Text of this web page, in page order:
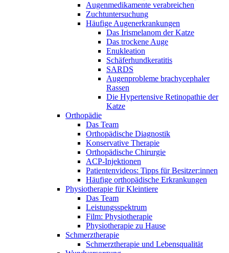
Augenmedikamente verabreichen
Zuchtuntersuchung
Häufige Augenerkrankungen
Das Irismelanom der Katze
Das trockene Auge
Enukleation
Schäferhundkeratitis
SARDS
Augenprobleme brachycephaler
Rassen
Die Hypertensive Retinopathie der
Katze
Orthopädie
Das Team
Orthopädische Diagnostik
Konservative Therapie
Orthopädische Chirurgie
ACP-Injektionen
Patientenvideos: Tipps für Besitzer:innen
Häufige orthopädische Erkrankungen
Physiotherapie für Kleintiere
Das Team
Leistungsspektrum
Film: Physiotherapie
Physiotherapie zu Hause
Schmerztherapie
Schmerztherapie und Lebensqualität